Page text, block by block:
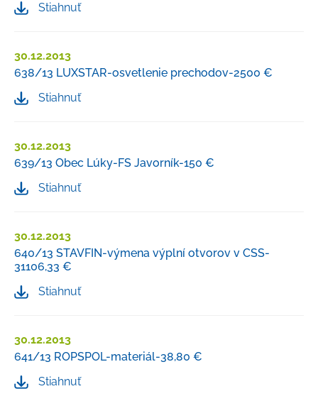
Stiahnuť
30.12.2013
638/13 LUXSTAR-osvetlenie prechodov-2500 €
Stiahnuť
30.12.2013
639/13 Obec Lúky-FS Javorník-150 €
Stiahnuť
30.12.2013
640/13 STAVFIN-výmena výplní otvorov v CSS-
31106,33 €
Stiahnuť
30.12.2013
641/13 ROPSPOL-materiál-38,80 €
Stiahnuť